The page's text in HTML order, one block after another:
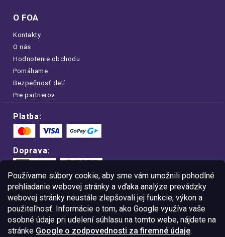
Používame súbory cookie, aby sme vám umožnili pohodlné
prehliadanie webovej stránky a vďaka analýze prevádzky
webovej stránky neustále zlepšovali jej funkcie, výkon a
použiteľnosť. Informácie o tom, ako Google využíva vaše
osobné údaje pri udelení súhlasu na tomto webe, nájdete na
stránke Google o zodpovednosti za firemné údaje.
O FOA
Kontakty
O nás
Hodnotenie obchodu
Pomáhame
Bezpečnosť detí
Pre partnerov
Platba:
Doprava:
Nakupujte na FOA bezpečne a bez obáv.
Vďaka protokolu HTTPS sú vaše citlivé
dáta v úplnom bezpečí.